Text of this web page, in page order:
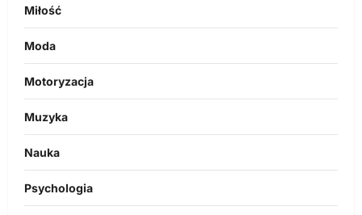
Miłość
Moda
Motoryzacja
Muzyka
Nauka
Psychologia